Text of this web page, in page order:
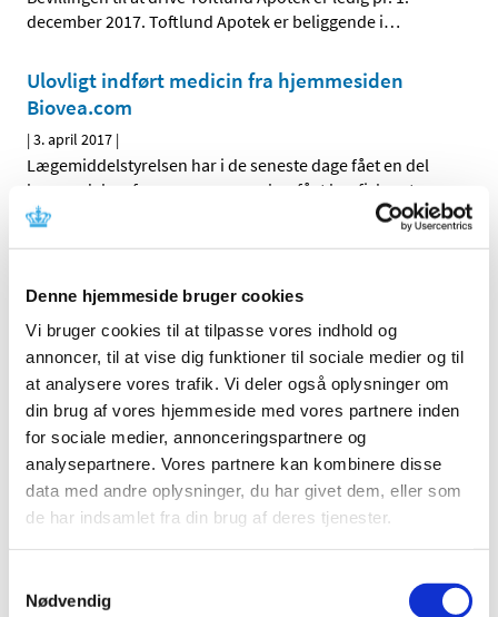
Denne hjemmeside bruger cookies
Vi bruger cookies til at tilpasse vores indhold og
annoncer, til at vise dig funktioner til sociale medier og til
at analysere vores trafik. Vi deler også oplysninger om
din brug af vores hjemmeside med vores partnere inden
for sociale medier, annonceringspartnere og
analysepartnere. Vores partnere kan kombinere disse
data med andre oplysninger, du har givet dem, eller som
de har indsamlet fra din brug af deres tjenester.
Nødvendig
december 2017. Toftlund Apotek er beliggende i…
Ulovligt indført medicin fra hjemmesiden
Biovea.com
|3. april 2017 |
Lægemiddelstyrelsen har i de seneste dage fået en del
henvendelser fra personer, som har fået konfiskeret
TID
2026 (84)
2025 (158)
2024 (224)
2023 (195)
2022 (197)
2021 (516)
2020 (263)
2019 (159)